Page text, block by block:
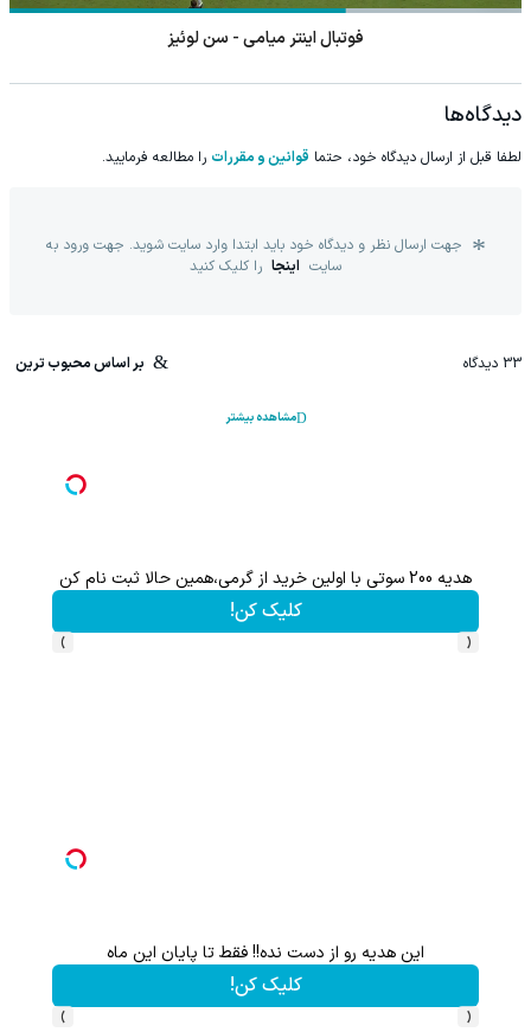
فوتبال اینتر میامی - سن لوئیز
دیدگاه‌ها
لطفا قبل از ارسال دیدگاه خود، حتما قوانین و مقررات را مطالعه فرمایید.
جهت ارسال نظر و دیدگاه خود باید ابتدا وارد سایت شوید. جهت ورود به
سایت اینجا را کلیک کنید
33 دیدگاه بر اساس محبوب ترین
مشاهده بیشتر
هدیه 200 سوتی با اولین خرید از گرمی،همین حالا ثبت نام کن
کلیک کن!
‹
›
این هدیه رو از دست نده!! فقط تا پایان این ماه
کلیک کن!
‹
›